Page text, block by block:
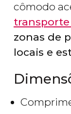
cômodo
zonas de
locais e